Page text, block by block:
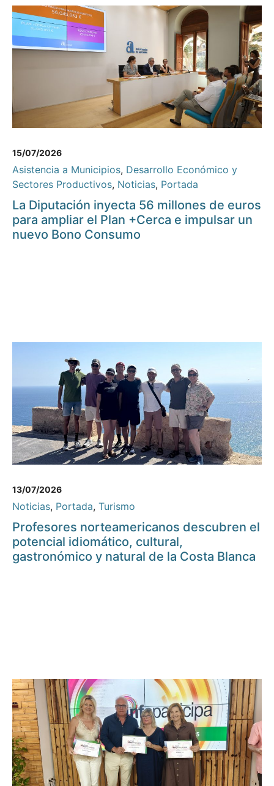
15/07/2026
Asistencia a Municipios, Desarrollo Económico y
Sectores Productivos, Noticias, Portada
La Diputación inyecta 56 millones de euros
para ampliar el Plan +Cerca e impulsar un
nuevo Bono Consumo
13/07/2026
Noticias, Portada, Turismo
Profesores norteamericanos descubren el
potencial idiomático, cultural,
gastronómico y natural de la Costa Blanca